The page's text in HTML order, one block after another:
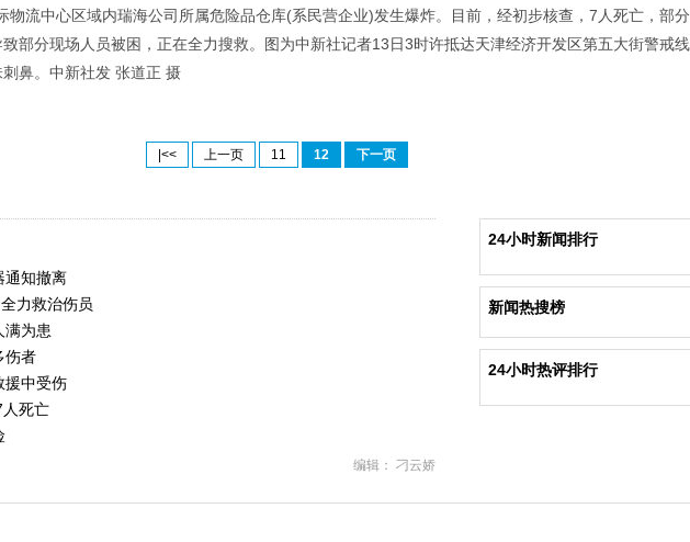
物流中心区域内瑞海公司所属危险品仓库(系民营企业)发生爆炸。目前，经初步核查，7人死亡，部
部分现场人员被困，正在全力搜救。图为中新社记者13日3时许抵达天津经济开发区第五大街警戒
鼻。中新社发 张道正 摄
|<< 上一页 11 12 下一页
通知撤离
力救治伤员
满为患
伤者
援中受伤
死亡
编辑： 刁云娇
24小时新闻排行
新闻热搜榜
24小时热评排行